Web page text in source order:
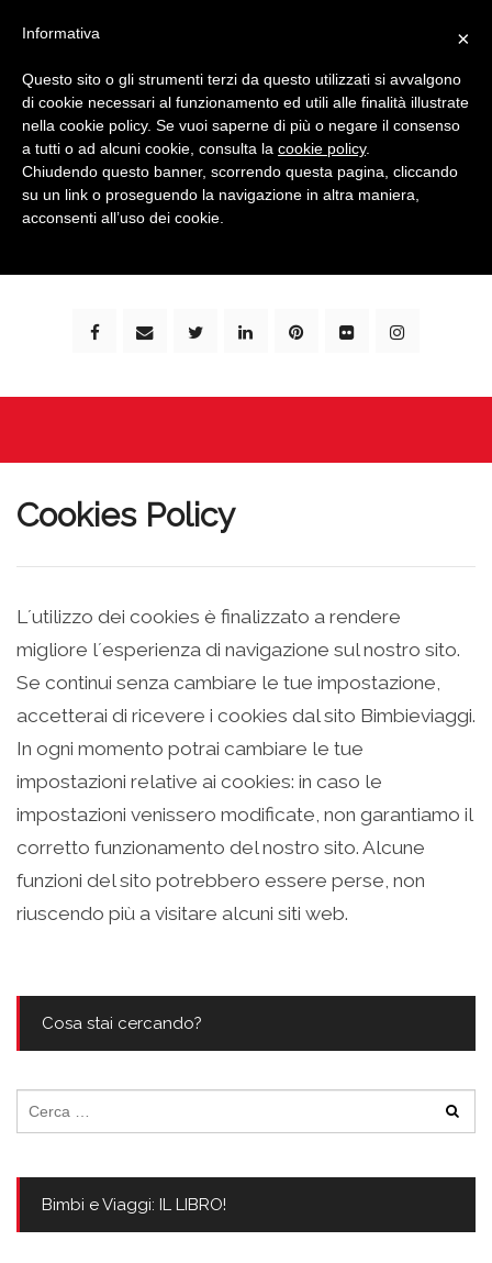
bimbi e viaggi - family travel blog: community #1 in
Cookies Policy
L´utilizzo dei cookies è finalizzato a rendere
migliore l´esperienza di navigazione sul nostro sito.
Se continui senza cambiare le tue impostazione,
accetterai di ricevere i cookies dal sito Bimbieviaggi.
In ogni momento potrai cambiare le tue
impostazioni relative ai cookies: in caso le
impostazioni venissero modificate, non garantiamo il
corretto funzionamento del nostro sito. Alcune
funzioni del sito potrebbero essere perse, non
riuscendo più a visitare alcuni siti web.
Cosa stai cercando?
per:
Bimbi e Viaggi: IL LIBRO!
×
Informativa
Questo sito o gli strumenti terzi da questo utilizzati si avvalgono
di cookie necessari al funzionamento ed utili alle finalità illustrate
nella cookie policy. Se vuoi saperne di più o negare il consenso
a tutti o ad alcuni cookie, consulta la cookie policy.
Chiudendo questo banner, scorrendo questa pagina, cliccando
su un link o proseguendo la navigazione in altra maniera,
acconsenti all’uso dei cookie.